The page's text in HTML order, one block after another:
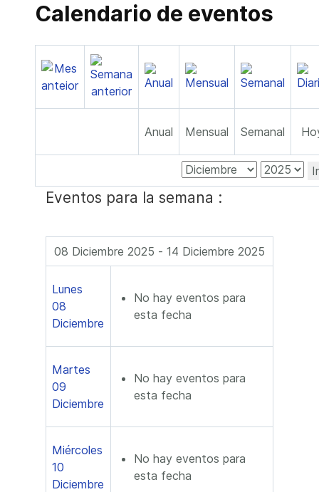
Calendario de eventos
Anual Mensual Semanal
Eventos para la semana :
08 Diciembre 2025 - 14 Diciembre 2025
Lunes
08
Diciembre
No hay eventos para
esta fecha
Martes
09
Diciembre
No hay eventos para
esta fecha
Miércoles
10
Diciembre
No hay eventos para
esta fecha